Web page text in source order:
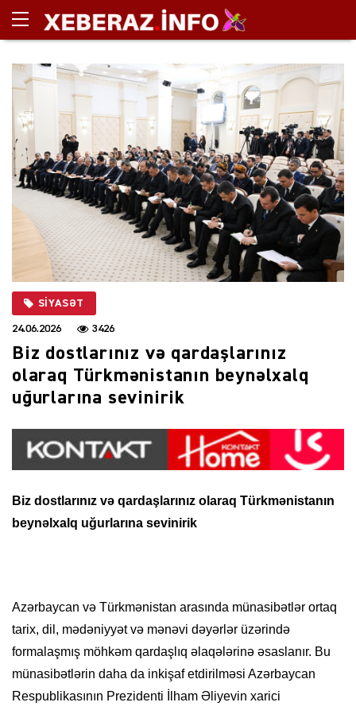
SIYASƏT
24.06.2026 3426
Biz dostlarınız və qardaşlarınız
olaraq Türkmənistanın beynəlxalq
uğurlarına sevinirik
Biz dostlarınız və qardaşlarınız olaraq Türkmənistanın
beynəlxalq uğurlarına sevinirik
Azərbaycan və Türkmənistan arasında münasibətlər ortaq
tarix, dil, mədəniyyət və mənəvi dəyərlər üzərində
formalaşmış möhkəm qardaşlıq əlaqələrinə əsaslanır. Bu
münasibətlərin daha da inkişaf etdirilməsi Azərbaycan
Respublikasının Prezidenti İlham Əliyevin xarici